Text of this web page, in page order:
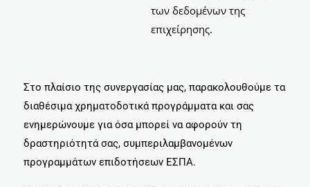
των δεδομένων της
επιχείρησης.
Στο πλαίσιο της συνεργασίας μας, παρακολουθούμε τα
διαθέσιμα χρηματοδοτικά προγράμματα και σας
ενημερώνουμε για όσα μπορεί να αφορούν τη
δραστηριότητά σας, συμπεριλαμβανομένων
προγραμμάτων επιδοτήσεων ΕΣΠΑ.